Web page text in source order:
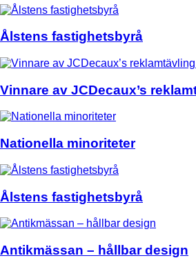
Ålstens fastighetsbyrå
Vinnare av JCDecaux’s
Nationella minoriteter
Ålstens fastighetsbyrå
Antikmässan – hållbar design